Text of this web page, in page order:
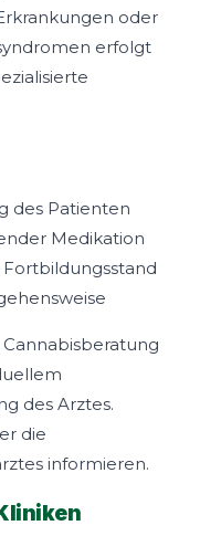
oder
erfolgt
des Patienten
Medikation
Fortbildungsstand
des Arztes.
die
informieren.